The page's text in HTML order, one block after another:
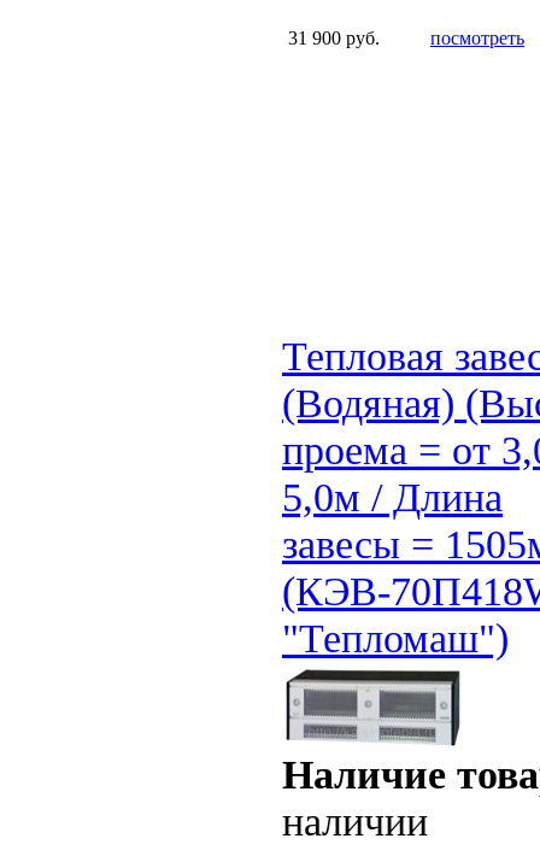
31 900 руб. посмотреть
Тепловая
(Водяная)
проема = от
5,0м / Длина
завесы =
(КЭВ-
"Тепломаш")
Наличие
наличии